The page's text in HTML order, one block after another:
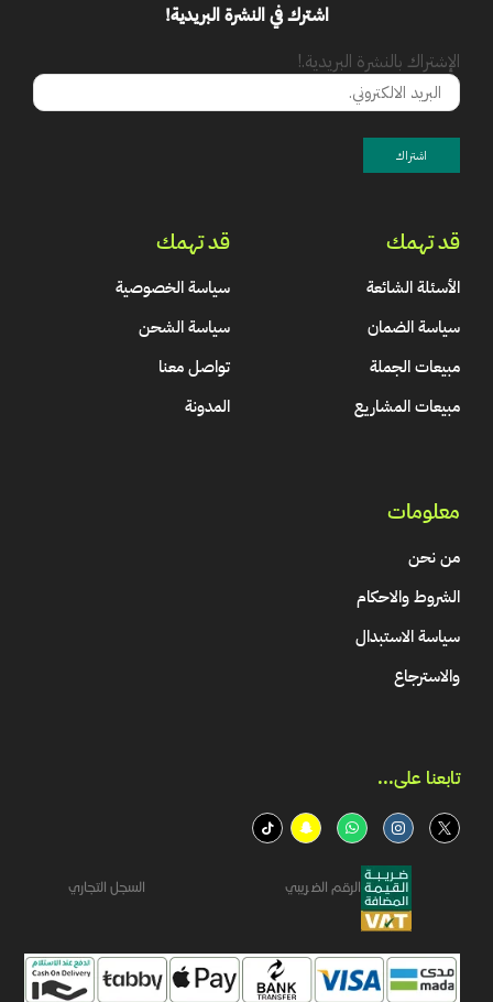
اشترك في النشرة البريدية!
الإشتراك بالنشرة البريدية.!
قد تهمك
الأسئلة الشائعة
سياسة الضمان
مبيعات الجملة
مبيعات المشاريع
قد تهمك
سياسة الخصوصية
سياسة الشحن
تواصل معنا
المدونة
معلومات
من نحن
الشروط والاحكام
سياسة الاستبدال
والاسترجاع
تابعنا على...​
الرقم الضريبي السجل التجاري